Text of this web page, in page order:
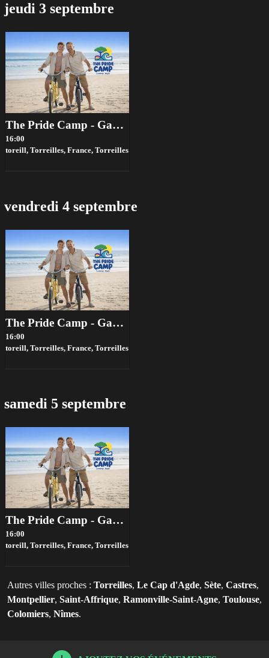
jeudi 3 septembre
The Pride Camp - Gay Summer Week 2026
16:00
toreill, Torreilles, France, Torreilles
vendredi 4 septembre
The Pride Camp - Gay Summer Week 2026
16:00
toreill, Torreilles, France, Torreilles
samedi 5 septembre
The Pride Camp - Gay Summer Week 2026
16:00
toreill, Torreilles, France, Torreilles
Autres villes proches : Torreilles, Le Cap d'Agde, Sète, Castres,
Montpellier, Saint-Affrique, Ramonville-Saint-Agne, Toulouse,
Colomiers, Nîmes.